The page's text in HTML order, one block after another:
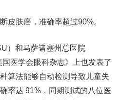
皮肤癌，准确率超过90%。
）和马萨诸塞州总医院
国医学会眼科杂志》上也发表了
算法能够自动检测导致儿童失
率达 91%，同期测试的八位医